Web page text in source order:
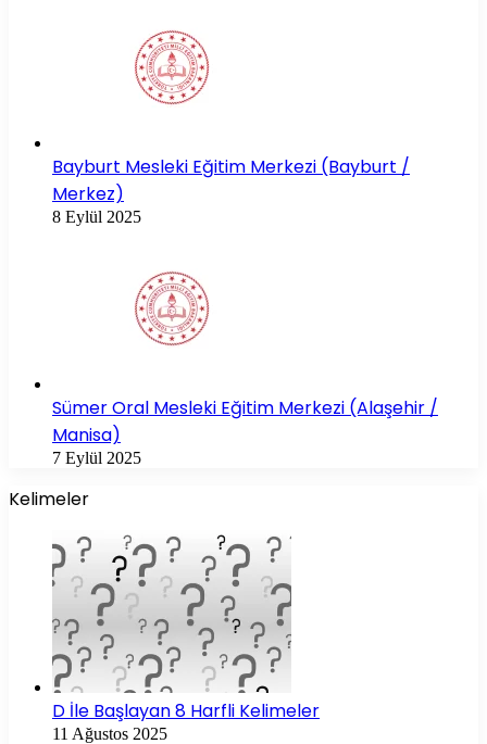
Bayburt Mesleki Eğitim Merkezi (Bayburt /
Merkez)
8 Eylül 2025
Sümer Oral Mesleki Eğitim Merkezi (Alaşehir /
Manisa)
7 Eylül 2025
Kelimeler
D İle Başlayan 8 Harfli Kelimeler
11 Ağustos 2025